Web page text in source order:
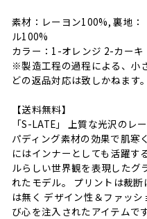
素材：レーヨン100%, 裏地
ル100%
カラー：1-オレンジ 2-カーキ
※製造工程の過程による、小
どの返品対応は致しかねます
【送料無料】
「S-LATE」 上質な光沢のレ
パディング素材の効果で肌寒
にはインナーとしても活躍す
ルらしい世界観を表現したグ
れたモデル。 プリントは裁
は無く デザイン性＆ファッ
び心を注入されたアイテムです